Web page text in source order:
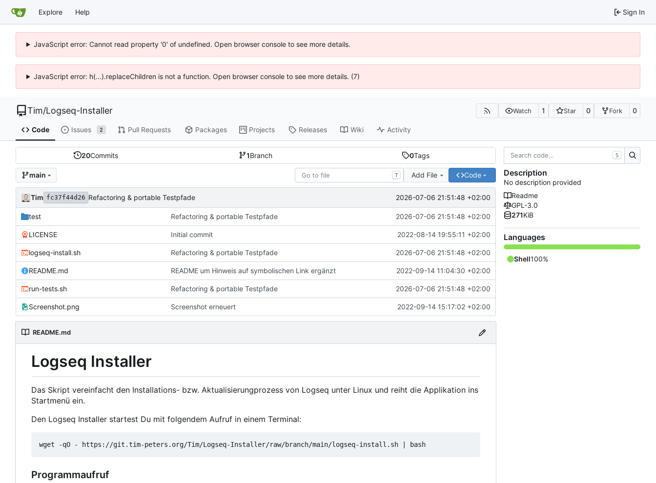
Explore Help Sign In
JavaScript error: Cannot read property '0' of undefined. Open browser console to see more details.
JavaScript error: h(...).replaceChildren is not a function. Open browser console to see more details. (7)
Tim/Logseq-Installer Watch 1 Star 0 Fork 0
Code Issues 2 Pull Requests Packages Projects Releases Wiki Activity
20Commits 1Branch 0Tags
main T Add File Code
Tim fc37f44d26 Refactoring & portable Testpfade 2026-07-06 21:51:48 +02:00
test Refactoring & portable Testpfade 2026-07-06 21:51:48 +02:00
LICENSE Initial commit 2022-08-14 19:55:11 +02:00
logseq-install.sh Refactoring & portable Testpfade 2026-07-06 21:51:48 +02:00
README.md README um Hinweis auf symbolischen Link ergänzt 2022-09-14 11:04:30 +02:00
run-tests.sh Refactoring & portable Testpfade 2026-07-06 21:51:48 +02:00
Screenshot.png Screenshot erneuert 2022-09-14 15:17:02 +02:00
README.md
Logseq Installer
Das Skript vereinfacht den Installations- bzw. Aktualisierungprozess von Logseq unter Linux und reiht die Applikation ins
Startmenü ein.
Den Logseq Installer startest Du mit folgendem Aufruf in einem Terminal:
wget -qO - https://git.tim-peters.org/Tim/Logseq-Installer/raw/branch/main/logseq-install.sh
Programmaufruf
S
Description
No description provided
Readme
GPL-3.0
271KiB
Languages
Shell100%